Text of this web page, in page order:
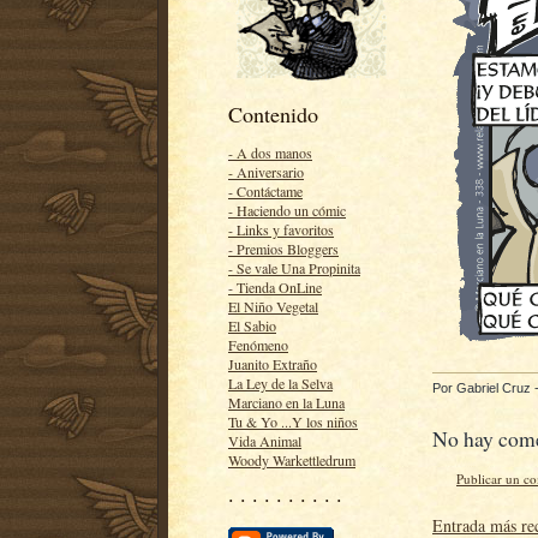
Contenido
- A dos manos
- Aniversario
- Contáctame
- Haciendo un cómic
- Links y favoritos
- Premios Bloggers
- Se vale Una Propinita
- Tienda OnLine
El Niño Vegetal
El Sabio
Fenómeno
Juanito Extraño
La Ley de la Selva
Marciano en la Luna
Tu & Yo ...Y los niños
Vida Animal
Woody Warkettledrum
· · · · · · · · · ·
Por Gabriel Cruz
No hay
Publicar un
Entrada más